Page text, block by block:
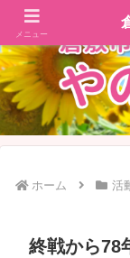
ホーム 活
終戦から78
メニュー